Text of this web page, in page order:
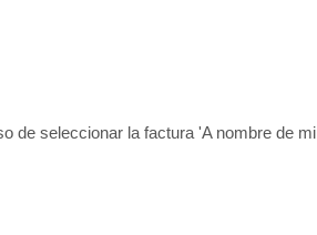
de seleccionar la factura 'A nombre de mi